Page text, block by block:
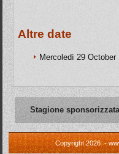
Altre date
Mercoledì 29 October
Stagione
Copyright 2026 -